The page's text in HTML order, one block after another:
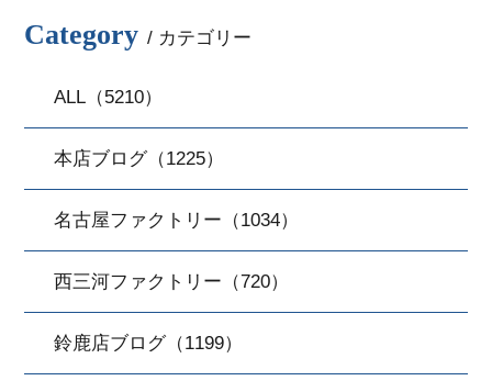
Category / カテゴリー
ALL（5210）
本店ブログ（1225）
名古屋ファクトリー（1034）
西三河ファクトリー（720）
鈴鹿店ブログ（1199）